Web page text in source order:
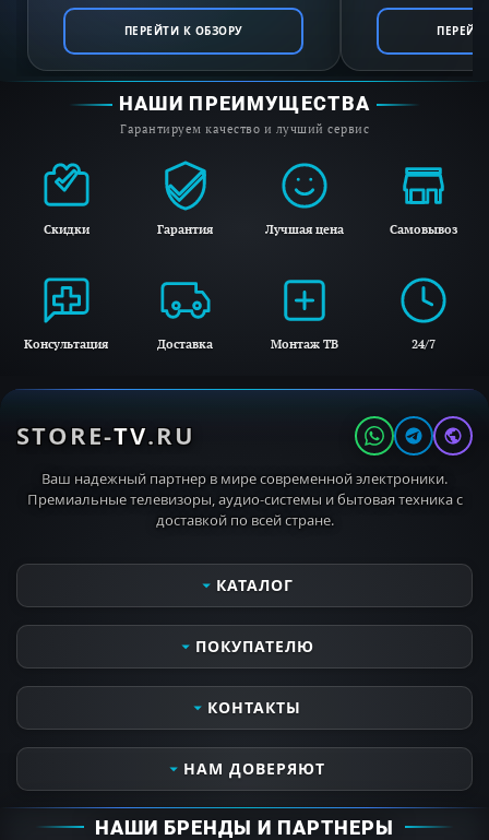
выгодные условия покупки с доставкой по
всей России.ПЕРЕЙТИ К ОБЗОРУ
России. Выбирайте
НАШИ ПРЕИМУЩЕСТВА
Гарантируем качество и лучший сервис
Скидки Гарантия Лучшая цена Самовывоз
Консультация Доставка Монтаж ТВ 24/7
STORE-TV.RU
Ваш надежный партнер в мире современной электроники.
Премиальные телевизоры, аудио-системы и бытовая техника с
доставкой по всей стране.
КАТАЛОГ
Телевизоры
Мониторы
Аудио- видеотехника
Кронштейны для ТВ
MIELE OUTDOOR
Бытовая техника
ПОКУПАТЕЛЮ
Сервисные услуги
Оплата и получение заказа
Контактная информация
Доставка и самовывоз
Все о компании
КОНТАКТЫ
Откроется в 10:00
НАМ ДОВЕРЯЮТ
НАШИ БРЕНДЫ И ПАРТНЕРЫ